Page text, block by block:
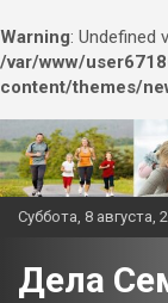
Warning: Undefined
/var/www/
content/themes/
Перейти
к
содержимому
Суббота, 8 августа,
Дела